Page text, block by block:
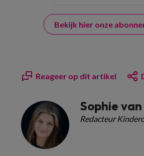
Bekijk hier onze
Reageer op dit artikel
Sophie
Redacteur